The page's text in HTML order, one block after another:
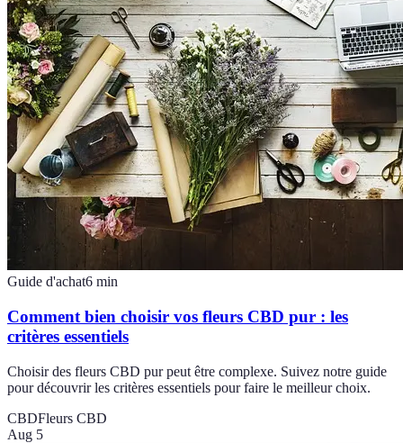
Guide d'achat6 min
Comment bien choisir vos fleurs CBD pur : les
critères essentiels
Choisir des fleurs CBD pur peut être complexe. Suivez notre guide
pour découvrir les critères essentiels pour faire le meilleur choix.
CBDFleurs CBD
Aug 5